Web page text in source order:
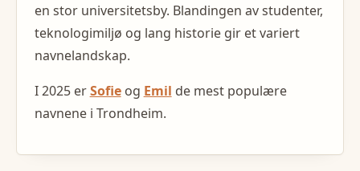
en stor universitetsby. Blandingen av studenter,
teknologimiljø og lang historie gir et variert
navnelandskap.
I2025erSofieog Emil de mest populære
navnene i Trondheim.